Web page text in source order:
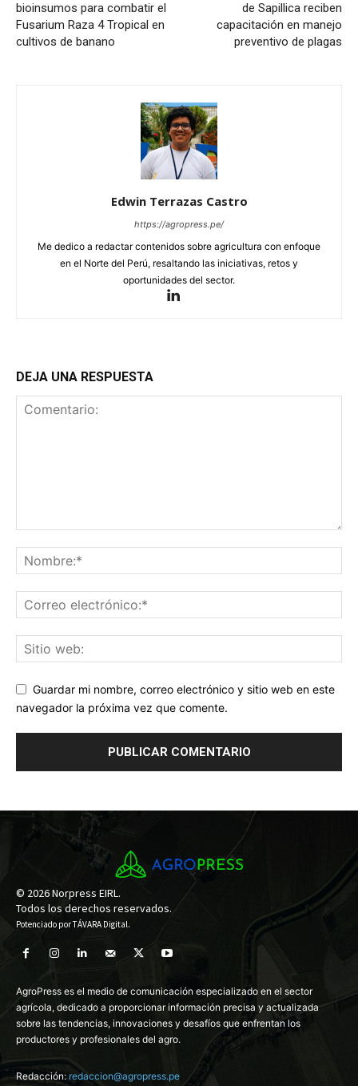
bioinsumos para combatir el
Fusarium Raza 4 Tropical en
cultivos de banano
de Sapillica reciben
capacitación en manejo
preventivo de plagas
Edwin Terrazas Castro
https://agropress.pe/
Me dedico a redactar contenidos sobre agricultura con enfoque
en el Norte del Perú, resaltando las iniciativas, retos y
oportunidades del sector.
DEJA UNA RESPUESTA
Guardar mi nombre, correo electrónico y sitio web en este
navegador la próxima vez que comente.
© 2026 Norpress EIRL.
Todos los derechos reservados.
Potenciado porTÁVARA Digital.
AgroPress es el medio de comunicación especializado en el sector
agrícola, dedicado a proporcionar información precisa y actualizada
sobre las tendencias, innovaciones y desafíos que enfrentan los
productores y profesionales del agro.
Redacción: redaccion@agropress.pe